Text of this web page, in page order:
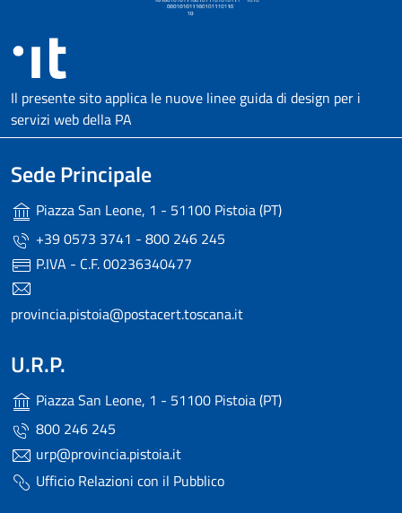
Il presente sito applica le nuove linee guida di design per i
servizi web della PA
Sede Principale
Piazza San Leone, 1 - 51100 Pistoia (PT)
+39 0573 3741 - 800 246 245
P.IVA - C.F. 00236340477
provincia.pistoia@postacert.toscana.it
U.R.P.
Piazza San Leone, 1 - 51100 Pistoia (PT)
800 246 245
urp@provincia.pistoia.it
Ufficio Relazioni con il Pubblico